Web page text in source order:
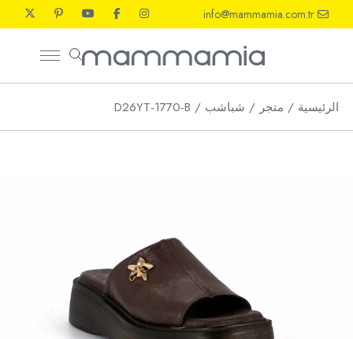
the
info@mammamia.com.tr
الرئيسية متجر شباشب D26YT-1770-B